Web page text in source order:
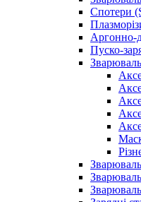
Спотери
Аргонно-
Пуско-